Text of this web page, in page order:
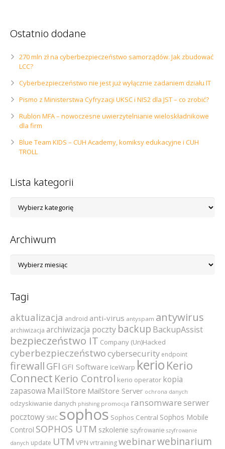
Ostatnio dodane
270 mln zł na cyberbezpieczeństwo samorządów. Jak zbudować
LCC?
Cyberbezpieczeństwo nie jest już wyłącznie zadaniem działu IT
Pismo z Ministerstwa Cyfryzacji UKSC i NIS2 dla JST – co zrobić?
Rublon MFA – nowoczesne uwierzytelnianie wieloskładnikowe
dla firm
Blue Team KIDS – CUH Academy, komiksy edukacyjne i CUH
TROLL
Lista kategorii
kategorii
Archiwum
Tagi
aktualizacja android anti-virus antyspam antywirus
archiwizacja archiwizacja poczty backup BackupAssist
bezpieczeństwo IT Company (Un)Hacked
cyberbezpieczeństwocybersecurity endpoint
firewall GFI GFI Software IceWarp kerio Kerio
Connect Kerio Control kerio operator kopia
zapasowa MailStore MailStore Server ochrona danych
odzyskiwanie danych phishing promocja ransomware serwer
pocztowy SMC sophos Sophos Central Sophos Mobile
Control SOPHOS UTM szkolenie szyfrowanie szyfrowanie
danych update UTM VPN vrtrainingwebinarwebinarium